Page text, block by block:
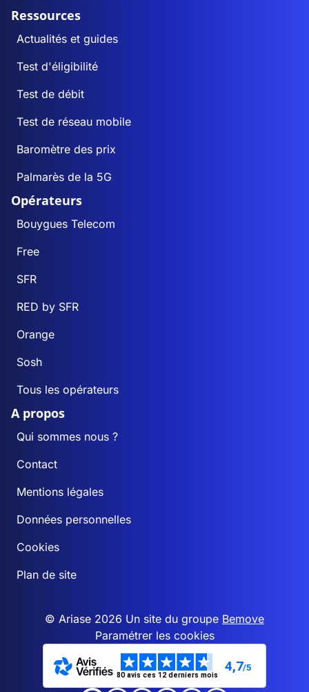
Ressources
Actualités et guides
Test d'éligibilité
Test de débit
Test de réseau mobile
Baromètre des prix
Palmarès de la 5G
Opérateurs
Bouygues Telecom
Free
SFR
RED by SFR
Orange
Sosh
Tous les opérateurs
A propos
Qui sommes nous ?
Contact
Mentions légales
Données personnelles
Cookies
Plan de site
© Ariase 2026 Un site du groupe Bemove
Paramétrer les cookies
80 avis ces 12 derniers mois
4,7/5